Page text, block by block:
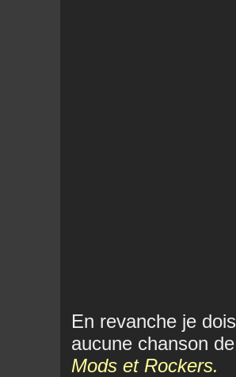
En revanche je
aucune chanson
Mods et Rockers.